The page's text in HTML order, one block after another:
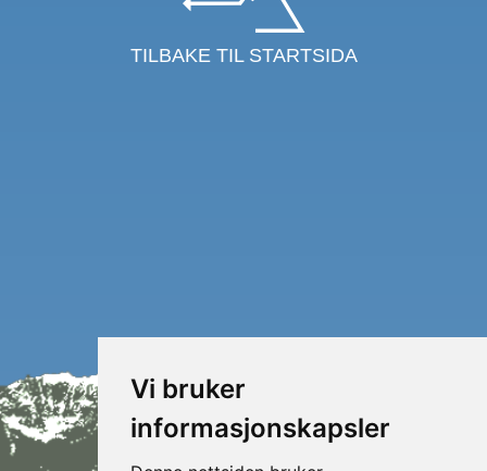
Vi bruker
informasjonskapsler
TILBAKE TIL STARTSIDA